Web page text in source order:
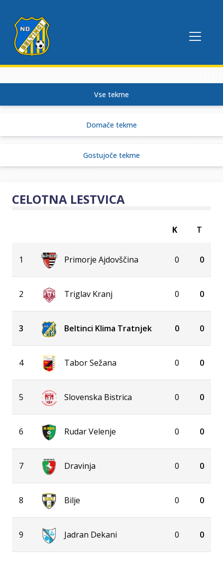
Vse tekme
Domače tekme
Gostujoče tekme
CELOTNA LESTVICA
K T
1 Primorje Ajdovščina 0 0
2 Triglav Kranj 0 0
3 Beltinci Klima Tratnjek 0 0
4 Tabor Sežana 0 0
5 Slovenska Bistrica 0 0
6 Rudar Velenje 0 0
7 Dravinja 0 0
8 Bilje 0 0
9 Jadran Dekani 0 0